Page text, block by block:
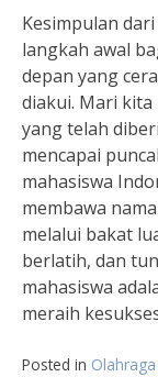
Kesimpulan dari
langkah awal
depan yang
diakui. Mari
yang telah
mencapai
mahasiswa
membawa
melalui bakat
berlatih, dan
mahasiswa
meraih
Posted in Olahraga